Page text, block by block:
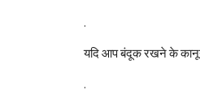
.
यदि आप बंदूक रखने के कानून
.